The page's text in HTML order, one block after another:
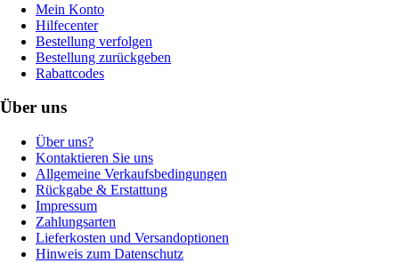
Mein Konto
Hilfecenter
Bestellung verfolgen
Bestellung zurückgeben
Rabattcodes
Über uns
Über uns?
Kontaktieren Sie uns
Allgemeine Verkaufsbedingungen
Rückgabe & Erstattung
Impressum
Zahlungsarten
Lieferkosten und Versandoptionen
Hinweis zum Datenschutz